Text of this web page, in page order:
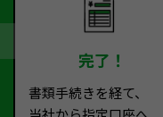
完了！
書類手続きを経て、